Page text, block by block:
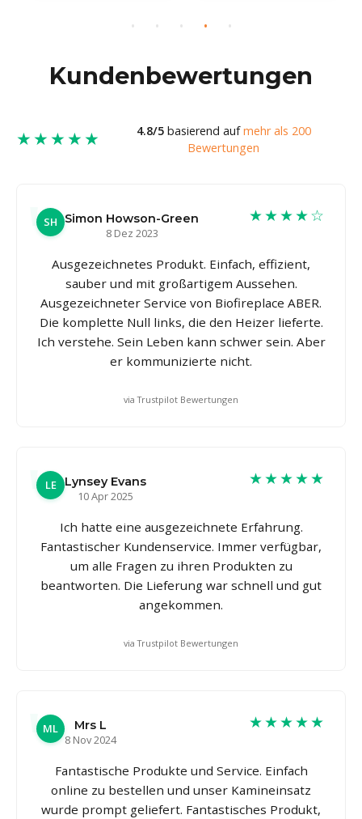
Kundenbewertungen
★★★★★ 4.8/5basierend aufmehr als 200
Bewertungen
SH Simon Howson-Green
8 Dez 2023
★★★★☆
Ausgezeichnetes Produkt. Einfach, effizient,
sauber und mit großartigem Aussehen.
Ausgezeichneter Service von Biofireplace ABER.
Die komplette Null links, die den Heizer lieferte.
Ich verstehe. Sein Leben kann schwer sein. Aber
er kommunizierte nicht.
via Trustpilot Bewertungen
LE
Lynsey Evans
10 Apr 2025
★★★★★
Ich hatte eine ausgezeichnete Erfahrung.
Fantastischer Kundenservice. Immer verfügbar,
um alle Fragen zu ihren Produkten zu
beantworten. Die Lieferung war schnell und gut
angekommen.
via Trustpilot Bewertungen
ML
Mrs L
8 Nov 2024
★★★★★
Fantastische Produkte und Service. Einfach
online zu bestellen und unser Kamineinsatz
wurde prompt geliefert. Fantastisches Produkt,